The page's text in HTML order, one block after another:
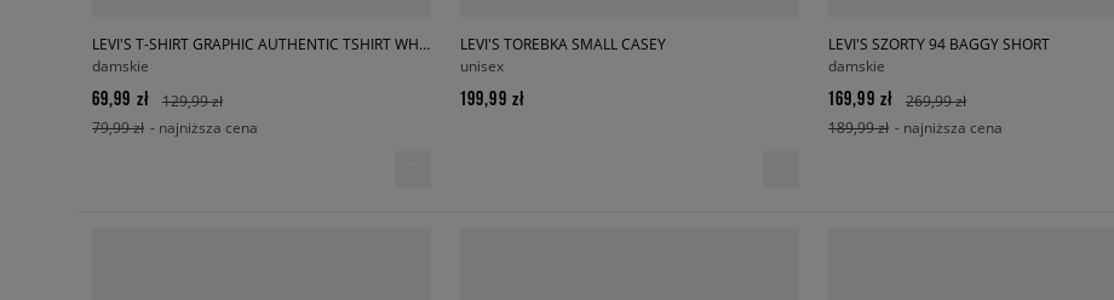
LEVI'S T-SHIRT GRAPHIC AUTHENTIC TSHIRT WHITES
damskie
69,99 zł
129,99 zł
79,99 zł - najniższa cena
LEVI'S TOREBKA SMALL CASEY
unisex
199,99 zł
LEVI'S SZORTY 94 BAGGY SHORT
damskie
169,99 zł
269,99 zł
189,99 zł - najniższa cena